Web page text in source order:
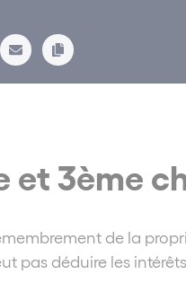
et 3ème
de la
pas déduire les